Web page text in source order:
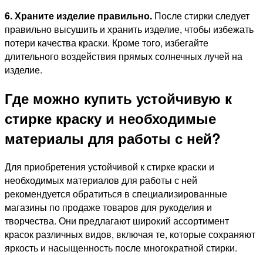
6. Храните изделие правильно. После стирки следует
правильно высушить и хранить изделие, чтобы избежать
потери качества краски. Кроме того, избегайте
длительного воздействия прямых солнечных лучей на
изделие.
Где можно купить устойчивую к
стирке краску и необходимые
материалы для работы с ней?
Для приобретения устойчивой к стирке краски и
необходимых материалов для работы с ней
рекомендуется обратиться в специализированные
магазины по продаже товаров для рукоделия и
творчества. Они предлагают широкий ассортимент
красок различных видов, включая те, которые сохраняют
яркость и насыщенность после многократной стирки.